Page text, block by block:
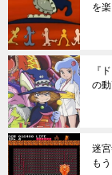
を
『
の
迷
も